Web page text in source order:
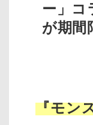
ー」コ
が期間
『モン